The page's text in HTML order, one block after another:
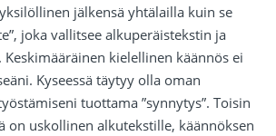
jälkensä yhtälailla kuin se
joka vallitsee alkuperäistekstin ja
kielellinen käännös ei
Kyseessä täytyy olla oman
tuottama ”synnytys”. Toisin
on uskollinen alkutekstille, käännöksen